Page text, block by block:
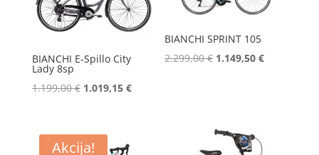
BIANCHI E-Spillo City
Lady 8sp
1.199,00€ Izvorna
je:
1.019,15 €Trenutna
BIANCHI SPRINT 105
2.299,00€ Izvorna
2.299,00 €.
1.149,50€Trenutna
Akcija!